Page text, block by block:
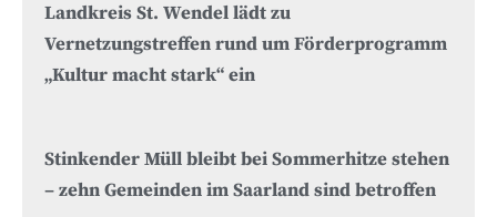
Landkreis St. Wendel lädt zu
Vernetzungstreffen rund um Förderprogramm
„Kultur macht stark“ ein
Stinkender Müll bleibt bei Sommerhitze stehen
– zehn Gemeinden im Saarland sind betroffen